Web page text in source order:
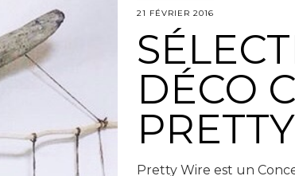
21 FÉVRIER 2016
DÉCO
Pretty Wire est un